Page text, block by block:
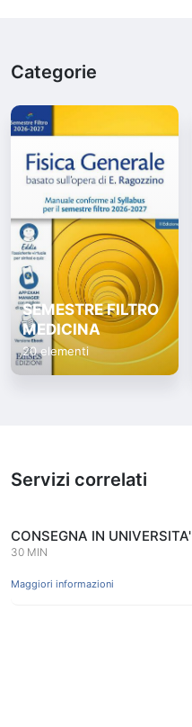
Categorie
SEMESTRE FILTRO
MEDICINA
20 elementi
Servizi correlati
CONSEGNA IN UNIVERSITA'
30 MIN
Maggiori informazioni